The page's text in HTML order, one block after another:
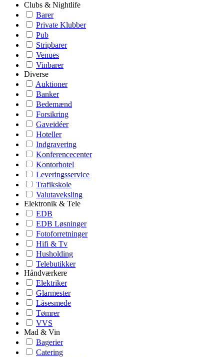
Clubs & Nightlife
Barer
Private Klubber
Pub
Stripbarer
Venues
Vinbarer
Diverse
Auktioner
Banker
Bedemænd
Forsikring
Gaveidéer
Hoteller
Indgravering
Konferencecenter
Kontorhotel
Leveringsservice
Trafikskole
Valutaveksling
Elektronik & Tele
EDB
EDB Løsninger
Fotoforretninger
Hifi & Tv
Husholding
Telebutikker
Håndværkere
Elektriker
Glarmester
Låsesmede
Tømrer
VVS
Mad & Vin
Bagerier
Catering